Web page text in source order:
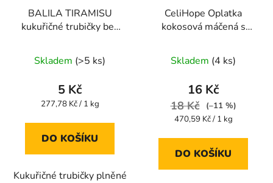
BALILA TIRAMISU
kukuřičné trubičky bez
hodnocení
produktu
je
z
Skladem (>5 ks)
5 Kč
Měrná
277,78 Kč / 1 kg
DO KOŠÍKU
Kukuřičné trubičky plněné
CeliHope Oplatka
kokosová máčená s
hodnocení
produktu
je
5,0
5
Skladem (4 ks)
16 Kč
18 Kč
(–11 %)
Měrná
470,59 Kč / 1 kg
DO KOŠÍKU